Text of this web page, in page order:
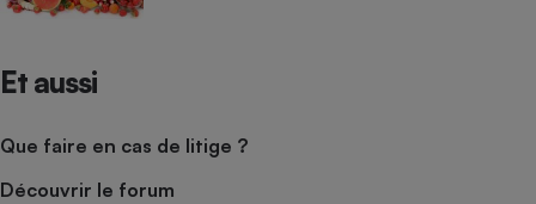
Et aussi
Que faire en cas de litige ?
Découvrir le forum